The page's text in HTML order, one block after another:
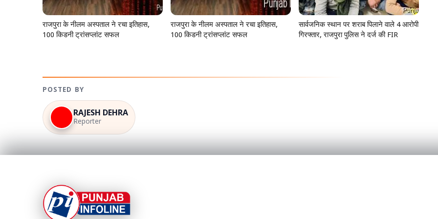
राजपुरा के नीलम अस्पताल ने रचा इतिहास,
100 किडनी ट्रांसप्लांट सफल
राजपुरा के नीलम अस्पताल ने रचा इतिहास,
100 किडनी ट्रांसप्लांट सफल
सार्वजनिक स्थान पर शराब पिलाने वाले 4 आरोपी
गिरफ्तार, राजपुरा पुलिस ने दर्ज की FIR
POSTED BY
RAJESH DEHRA
Reporter